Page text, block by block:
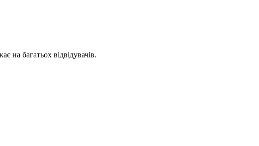
на багатьох відвідувачів.